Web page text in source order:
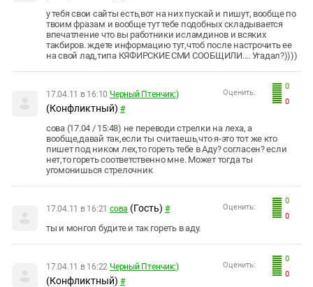
у тебя свои сайты есть,вот на них пускай и пишут, вообще по
твоим фразам и вообще тут тебе подобных складывается
впечатление что вы работники исламдинов и всяких
такбиров. ждете информацию тут,чтоб после настрочить ее
на свой лад,типа КЯФИРСКИЕ СМИ СООБЩИЛИ.... Угадал?))))
0
0
Оценить:
17.04.11 в 16:10 Черный Птенчик:)
(Конфликтный) #
сова (17.04 / 15:48) не переводи стрелки на леха, а
вообще,давай так,если ты считаешь,что я-это тот же кто
пишет под ником лех,то гореть тебе в Аду? согласен? если
нет,то гореть соответственно мне. Может тогда ты
угомонишься стрелочник
0
0
Оценить:
17.04.11 в 16:21 сова (Гость) #
ты и монгол будите и так гореть в аду.
0
0
Оценить:
17.04.11 в 16:22 Черный Птенчик:)
(Конфликтный) #